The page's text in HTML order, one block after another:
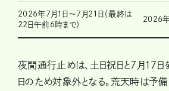
2026年7月1日〜7月21日（最終は
22日午前6時まで）
2026
夜間通行止めは、土日祝日と7月17日
日のため対象外となる。荒天時は予備